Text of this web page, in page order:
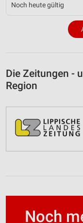
Noch heute gültig
Die Zeitungen -
Region
Noch